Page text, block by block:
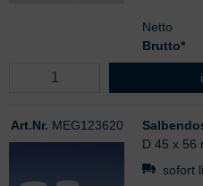
Netto
Brutto*
Art.Nr. MEG123620
D 45 x 56
sofort